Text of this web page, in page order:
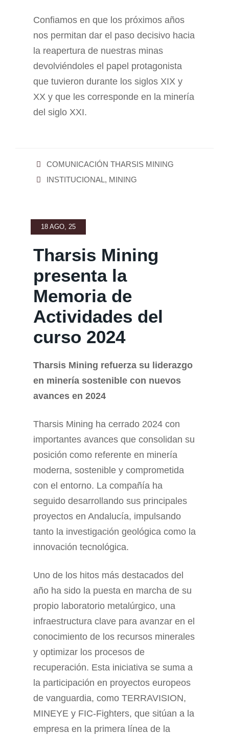
Confiamos en que los próximos años
nos permitan dar el paso decisivo hacia
la reapertura de nuestras minas
devolviéndoles el papel protagonista
que tuvieron durante los siglos XIX y
XX y que les corresponde en la minería
del siglo XXI.
COMUNICACIÓN THARSIS MINING
INSTITUCIONAL , MINING
18 AGO, 25
Tharsis Mining
presenta la
Memoria de
Actividades del
curso 2024
Tharsis Mining refuerza su liderazgo
en minería sostenible con nuevos
avances en 2024
Tharsis Mining ha cerrado 2024 con
importantes avances que consolidan su
posición como referente en minería
moderna, sostenible y comprometida
con el entorno. La compañía ha
seguido desarrollando sus principales
proyectos en Andalucía, impulsando
tanto la investigación geológica como la
innovación tecnológica.
Uno de los hitos más destacados del
año ha sido la puesta en marcha de su
propio laboratorio metalúrgico, una
infraestructura clave para avanzar en el
conocimiento de los recursos minerales
y optimizar los procesos de
recuperación. Esta iniciativa se suma a
la participación en proyectos europeos
de vanguardia, como TERRAVISION,
MINEYE y FIC-Fighters, que sitúan a la
empresa en la primera línea de la